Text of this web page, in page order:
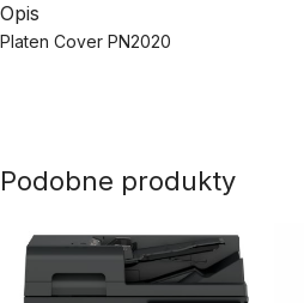
Opis
Platen Cover PN2020
Podobne produkty